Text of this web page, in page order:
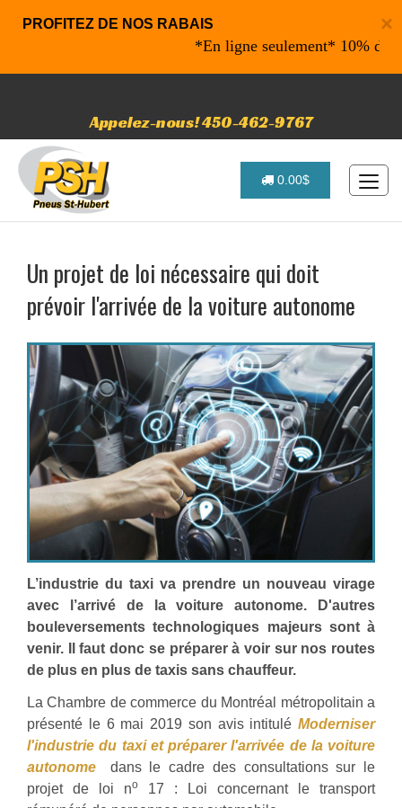
×
PROFITEZ DE NOS RABAIS
*En ligne seulement* 10% de
Appelez-nous! 450-462-9767
0.00$
Un projet de loi nécessaire qui doit
prévoir l'arrivée de la voiture autonome
L’industrie du taxi va prendre un nouveau virage
avec l’arrivé de la voiture autonome. D'autres
bouleversements technologiques majeurs sont à
venir. Il faut donc se préparer à voir sur nos routes
de plus en plus de taxis sans chauffeur.
La Chambre de commerce du Montréal métropolitain a
présenté le 6 mai 2019 son avis intitulé Moderniser
l'industrie du taxi et préparer l'arrivée de la voiture
autonome
dans le cadre des consultations sur le
projet de loi no
17 : Loi concernant le transport